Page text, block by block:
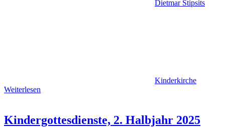
Dietmar Stipsits
Kinderkirche
Weiterlesen
Kindergottesdienste, 2. Halbjahr 2025